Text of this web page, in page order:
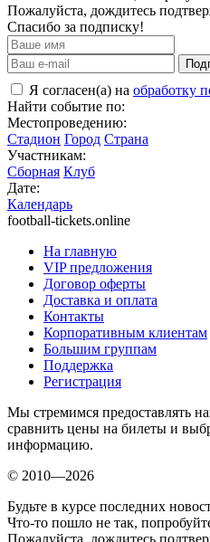
Пожалуйста, дождитесь
Спасибо за подписку!
Я согласен(а) на обработку
Найти событие по:
Местопроведению:
Стадион Город Страна
Участникам:
Сборная Клуб
Дате:
Календарь
football-tickets.online
На главную
VIP предложения
Договор оферты
Доставка и оплата
Контакты
Корпоративным клиентам
Большим группам
Поддержка
Регистрация
Мы стремимся предоставлять
сравнить цены на билеты и
информацию.
© 2010—2026
Будьте в курсе последних
Что-то пошло не так,
Пожалуйста, дождитесь